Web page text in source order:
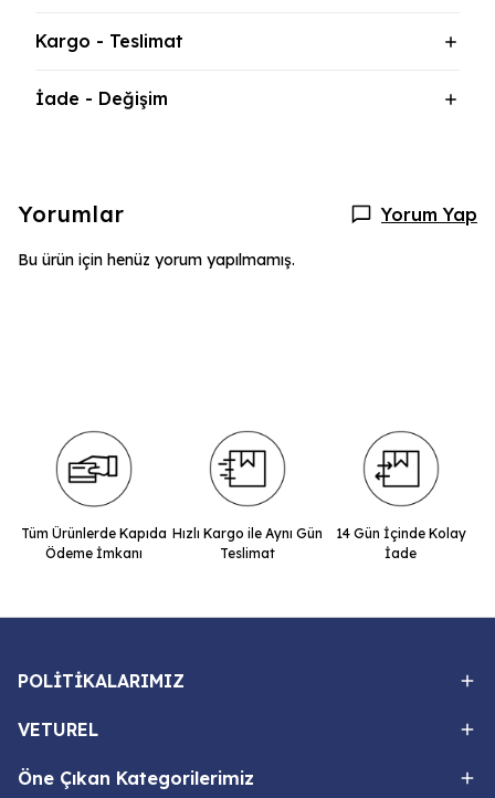
Kargo - Teslimat
İade - Değişim
Yorumlar Yorum Yap
Bu ürün için henüz yorum yapılmamış.
Tüm Ürünlerde Kapıda
Ödeme İmkanı
Hızlı Kargo ile Aynı Gün
Teslimat
14 Gün İçinde Kolay
İade
POLİTİKALARIMIZ
VETUREL
Öne Çıkan Kategorilerimiz